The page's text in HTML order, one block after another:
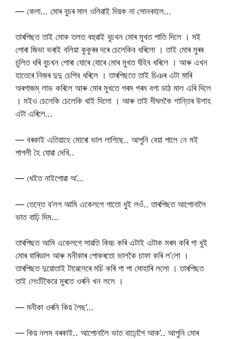
— কেলা… মোৰ বুচৰ মাল ওলিৱাই দিয়ক না সোনকালে…
তাৰপিছত তাই মোক তলত বহুৱাই বুচখন মোৰ মুখত পাতি দিলে । মই
পোৰা জিভা ভৰাই বলিয়া কুকুৰৰ দৰে চেলেকিব ধৰিলো । তাই মোৰ মুৰৰ
চুলিত ধৰি বুচখন পোৰা যোৰে যোৰে মোৰ মুখত ঘঁহিব ধৰিলে । আৰু এখন
হাতেৰে নিজৰ দুদু চেপিব ধৰিলে । তাৰপিছতে তাই চিঞৰ এটা মাৰি
অৰগাজম্ লাভ কৰিলে আৰু মোৰ মুখতে গৰম গৰম বগা ডাঠ মাল এৰি দিলে
। মইও চেলেকি চেলেকি খাই দিলো । আৰু তাই দীঘলকৈ শান্তিৰ উশাহ
এটা এৰিলে…
— বৰকাই এতিয়াহে মোৰো ভাল লাগিছে.. আপুনি বেয়া পালে নে মই
পাগলী হৈ যোৱা দেখি..
— ধেইত নাইপোৱা অ’…
— তেন্তে ব’লগ আমি একেলগে গাতো ধুই লওঁ.. তাৰপিছত আপোনালৈ
ভাত বাঢ়ি দিম…
তাৰপিছত আমি একেলগে সাৱতি কিচ্চ কৰি এটাই এটাক মৰম কৰি গা ধুই
মোৰ বাৰিডাল আৰু মনীকাৰ পোকৰতো ভালকৈ চাফা কৰি ল’লো ।
তাৰপিছত দুয়োতাই টাৱেলেৰে মচি কৰি গা পা মোহাৰি ললো । তাৰপিছত
তাই লেংটিকৈৱে মুৰতে ওৰনি খন ললে ।
— মনীকা ওৰনি কিয় লৈছ’…
— কিয় নলম বৰকাই.. আপোনালৈ ভাত বাঢ়োগৈ আক’.. আপুনি মোৰ